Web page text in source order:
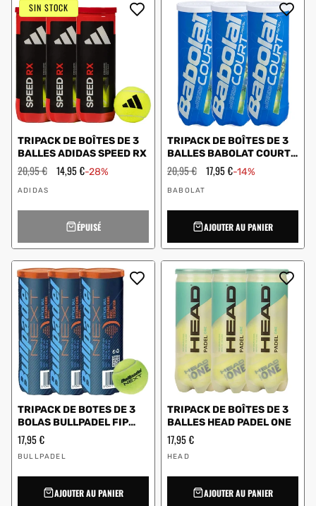
SIN STOCK
TRIPACK DE BOÎTES DE 3
BALLES ADIDAS SPEED RX
Prix
régulier
20,95 € Prix
en
14,95 €-28%
Vendeur
ADIDAS
ÉPUISÉ
TRIPACK DE BOÎTES DE 3
BALLES BABOLAT COURT
PADEL
Prix
régulier
20,95 € Prix
en
17,95 €-14%
Vendeur
BABOLAT
AJOUTER AU PANIER
TRIPACK DE BOTES DE 3
BOLAS BULLPADEL FIP
NEXT
Prix
régulier
17,95 €
Vendeur
BULLPADEL
AJOUTER AU PANIER
TRIPACK DE BOÎTES DE 3
BALLES HEAD PADEL ONE
Prix
régulier
17,95 €
Vendeur
HEAD
AJOUTER AU PANIER